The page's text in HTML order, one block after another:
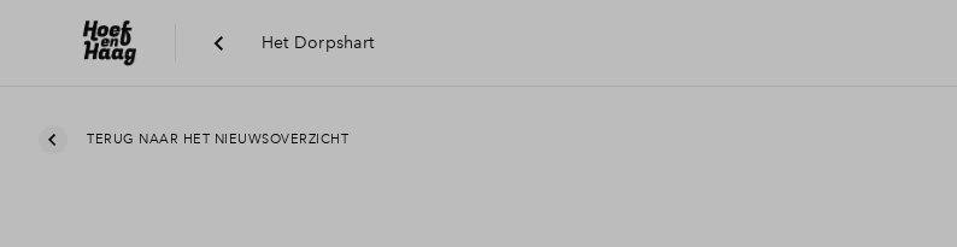
Het Dorpshart
TERUG NAAR HET NIEUWSOVERZICHT